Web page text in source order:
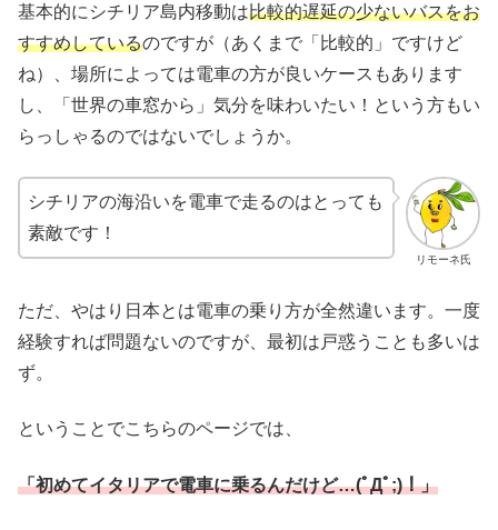
基本的にシチリア島内移動は比較的遅延の少ないバスをお
すすめしているのですが（あくまで「比較的」ですけど
ね）、場所によっては電車の方が良いケースもあります
し、「世界の車窓から」気分を味わいたい！という方もい
らっしゃるのではないでしょうか。
リモーネ氏
シチリアの海沿いを電車で走るのはとっても
素敵です！
ただ、やはり日本とは電車の乗り方が全然違います。一度
経験すれば問題ないのですが、最初は戸惑うことも多いは
ず。
ということでこちらのページでは、
「初めてイタリアで電車に乗るんだけど…(ﾟДﾟ;)！」